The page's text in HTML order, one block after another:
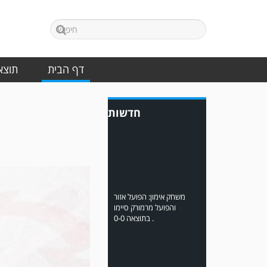
דף הבית
חדשות